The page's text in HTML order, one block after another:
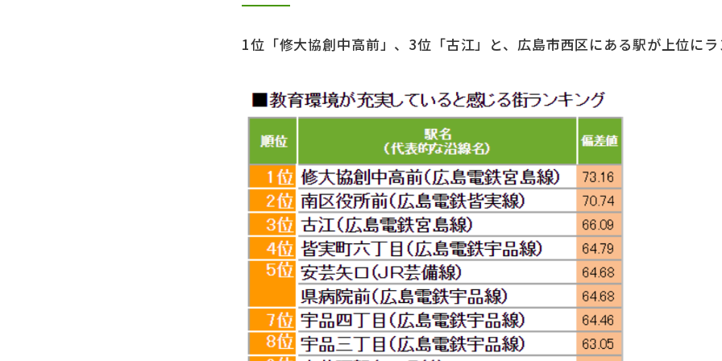
1位「修大協創中高前」、3位「古江」と、広島市西区にある駅が上位に